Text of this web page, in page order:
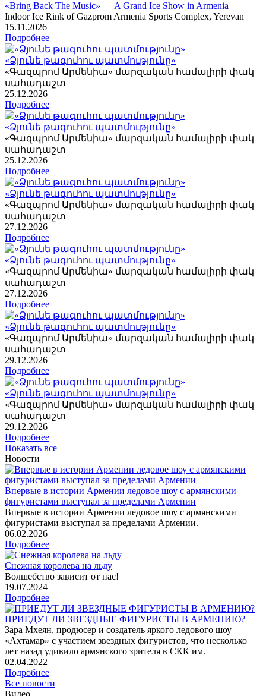
«Bring Back The Music» — A Grand Ice Show in Armenia
Indoor Ice Rink of Gazprom Armenia Sports Complex, Yerevan
15.11.2026
Подробнее
«Ձյունե թագուհու պատմությունը»
«Գազպրոմ Արմենիա» մարզական համալիրի փակ
սահադաշտ
25.12.2026
Подробнее
«Ձյունե թագուհու պատմությունը»
«Գազպրոմ Արմենիա» մարզական համալիրի փակ
սահադաշտ
25.12.2026
Подробнее
«Ձյունե թագուհու պատմությունը»
«Գազպրոմ Արմենիա» մարզական համալիրի փակ
սահադաշտ
27.12.2026
Подробнее
«Ձյունե թագուհու պատմությունը»
«Գազպրոմ Արմենիա» մարզական համալիրի փակ
սահադաշտ
27.12.2026
Подробнее
«Ձյունե թագուհու պատմությունը»
«Գազպրոմ Արմենիա» մարզական համալիրի փակ
սահադաշտ
29.12.2026
Подробнее
«Ձյունե թագուհու պատմությունը»
«Գազպրոմ Արմենիա» մարզական համալիրի փակ
սահադաշտ
29.12.2026
Подробнее
Показать все
Новости
Впервые в истории Армении ледовое шоу с армянскими
фигуристами выступал за пределами Армении
Впервые в истории Армении ледовое шоу с армянскими
фигуристами выступал за пределами Армении.
06.02.2026
Подробнее
Снежная королева на льду
Волшебство зависит от нас!
19.07.2024
Подробнее
ПРИЕДУТ ЛИ ЗВЕЗДНЫЕ ФИГУРИСТЫ В АРМЕНИЮ?
Зара Мхеян, продюсер и создатель яркого ледового шоу
«Ахтамар» с участием звездных фигуристов, что несколько
лет назад удивило армянского зрителя в СКК им.
02.04.2022
Подробнее
Все новости
Видео